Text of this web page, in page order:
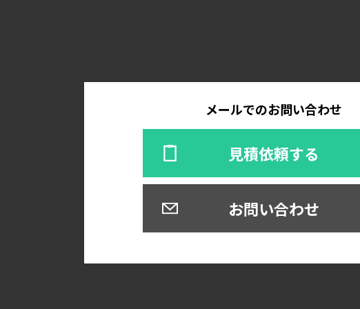
メールでのお問い合わせ
見積依頼する
お問い合わせ